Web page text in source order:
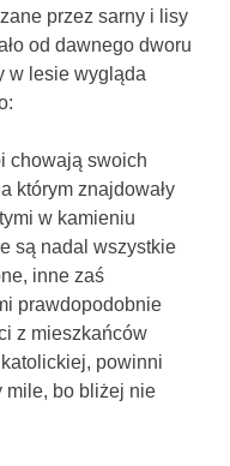
przez sarny i lisy
od dawnego dworu
w lesie wygląda
chowają swoich
którym znajdowały
w kamieniu
są nadal wszystkie
inne zaś
prawdopodobnie
z mieszkańców
powinni
mile, bo bliżej nie